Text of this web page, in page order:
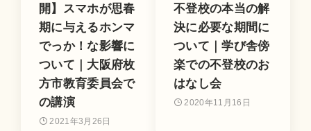
開】スマホが思春
期に与えるホンマ
でっか！な影響に
ついて｜大阪府枚
方市教育委員会で
の講演
2021年3月26日
不登校の本当の解
決に必要な期間に
ついて｜学び舎傍
楽での不登校のお
はなし会
2020年11月16日